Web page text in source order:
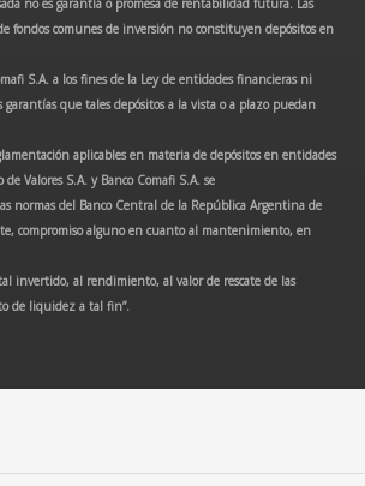
fondos comunes de inversión no constituyen depósitos en
S.A. a los fines de la Ley de entidades financieras ni
que tales depósitos a la vista o a plazo puedan
aplicables en materia de depósitos en entidades
Valores S.A. y Banco Comafi S.A. se
normas del Banco Central de la República Argentina de
compromiso alguno en cuanto al mantenimiento, en
invertido, al rendimiento, al valor de rescate de las
de liquidez a tal fin”.